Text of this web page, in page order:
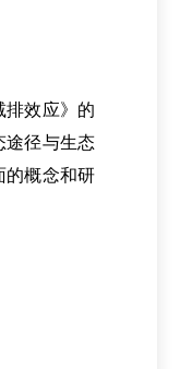
排效应》的
途径与生态
的概念和研